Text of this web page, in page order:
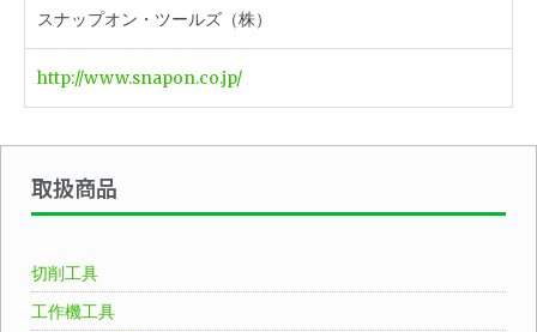
スナップオン・ツールズ（株）
http://www.snapon.co.jp/
取扱商品
切削工具
工作機工具